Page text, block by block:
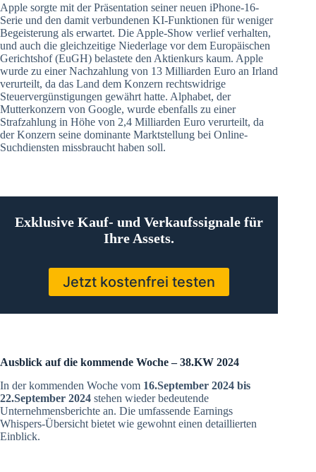
Apple sorgte mit der Präsentation seiner neuen iPhone-16-
Serie und den damit verbundenen KI-Funktionen für weniger
Begeisterung als erwartet. Die Apple-Show verlief verhalten,
und auch die gleichzeitige Niederlage vor dem Europäischen
Gerichtshof (EuGH) belastete den Aktienkurs kaum. Apple
wurde zu einer Nachzahlung von 13 Milliarden Euro an Irland
verurteilt, da das Land dem Konzern rechtswidrige
Steuervergünstigungen gewährt hatte. Alphabet, der
Mutterkonzern von Google, wurde ebenfalls zu einer
Strafzahlung in Höhe von 2,4 Milliarden Euro verurteilt, da
der Konzern seine dominante Marktstellung bei Online-
Suchdiensten missbraucht haben soll.
Exklusive Kauf- und Verkaufssignale für
Ihre Assets.
Jetzt kostenfrei testen
Ausblick auf die kommende Woche – 38.KW 2024
In der kommenden Woche vom 16.September 2024 bis
22.September 2024 stehen wieder bedeutende
Unternehmensberichte an. Die umfassende Earnings
Whispers-Übersicht bietet wie gewohnt einen detaillierten
Einblick.